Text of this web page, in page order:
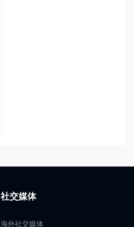
社交媒体
海外社交媒体